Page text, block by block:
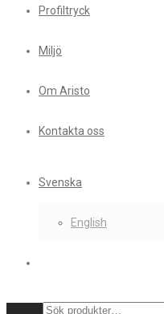
Profiltryck
Miljö
Om Aristo
Kontakta oss
Svenska
English